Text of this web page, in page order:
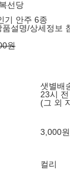
복선당
기 안주 6종
품설명/상세정보
원
샛별배
23시
(그 외
3,000
컬리